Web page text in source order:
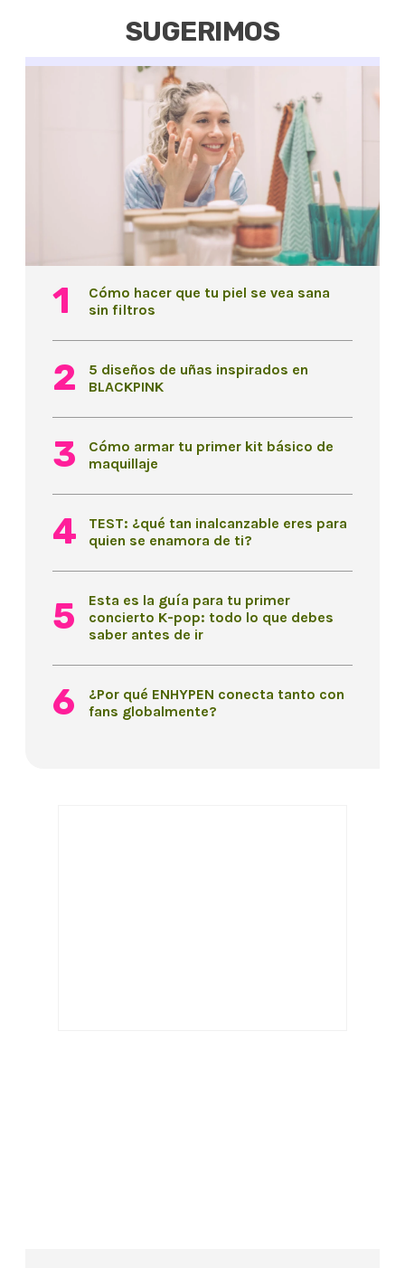
SUGERIMOS
Cómo hacer que tu piel se vea sana
sin filtros
5 diseños de uñas inspirados en
BLACKPINK
Cómo armar tu primer kit básico de
maquillaje
TEST: ¿qué tan inalcanzable eres para
quien se enamora de ti?
Esta es la guía para tu primer
concierto K-pop: todo lo que debes
saber antes de ir
¿Por qué ENHYPEN conecta tanto con
fans globalmente?